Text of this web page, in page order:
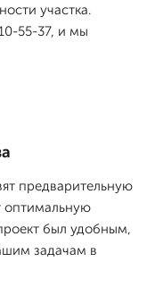
участка.
55-37, и мы
предварительную
оптимальную
был удобным,
задачам в